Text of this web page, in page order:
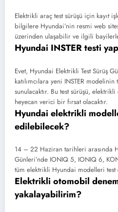
Elektrikli araç test sürüşü için kayıt
bilgilere Hyundai’nin resmi web
üzerinden ulaşabilir ve ilgili
Hyundai INSTER testi
Evet, Hyundai Elektrikli Test Sürüş
katılımcılara yeni INSTER
sunulacaktır. Bu test sürüşü,
heyecan verici bir fırsat olacaktır.
Hyundai elektrikli
edilebilecek?
14 – 22 Haziran tarihleri arasında
Günleri’nde IONIQ 5, IONIQ 6,
tüm elektrikli Hyundai modelleri
Elektrikli otomobil
yakalayabilirim?